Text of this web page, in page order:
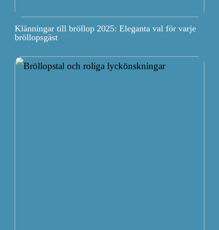
Klänningar till bröllop 2025: Eleganta val för varje
bröllopsgäst